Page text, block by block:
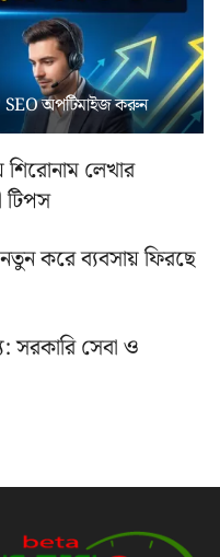
‍SEO অপটিমাইজ করুন
শিরোনাম লেখার
টিপস
করে ব্যবসায় ফিরছে
সরকারি সেবা ও